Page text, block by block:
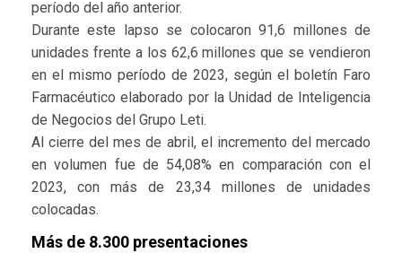
período del año anterior.
Durante este lapso se colocaron 91,6 millones de
unidades frente a los 62,6 millones que se vendieron
en el mismo período de 2023, según el boletín Faro
Farmacéutico elaborado por la Unidad de Inteligencia
de Negocios del Grupo Leti.
Al cierre del mes de abril, el incremento del mercado
en volumen fue de 54,08% en comparación con el
2023, con más de 23,34 millones de unidades
colocadas.
Más de 8.300 presentaciones